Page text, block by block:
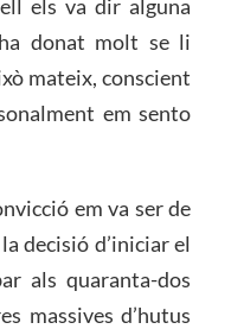
els va dir alguna
donat molt se li
mateix, conscient
em sento
em va ser de
decisió d’iniciar el
als quaranta-dos
massives d’hutus